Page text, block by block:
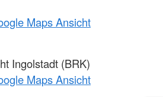
Maps Ansicht
Ingolstadt (BRK)
Maps Ansicht